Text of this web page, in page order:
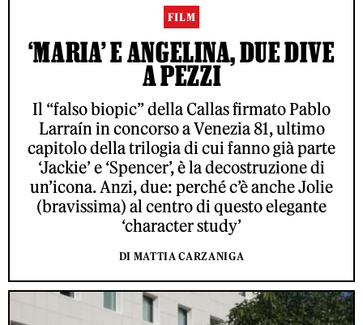
FILM
‘MARIA’ E ANGELINA, DUE DIVE
A PEZZI
Il “falso biopic” della Callas firmato Pablo
Larraín in concorso a Venezia 81, ultimo
capitolo della trilogia di cui fanno già parte
‘Jackie’ e ‘Spencer’, è la decostruzione di
un’icona. Anzi, due: perché c’è anche Jolie
(bravissima) al centro di questo elegante
‘character study’
DI MATTIA CARZANIGA